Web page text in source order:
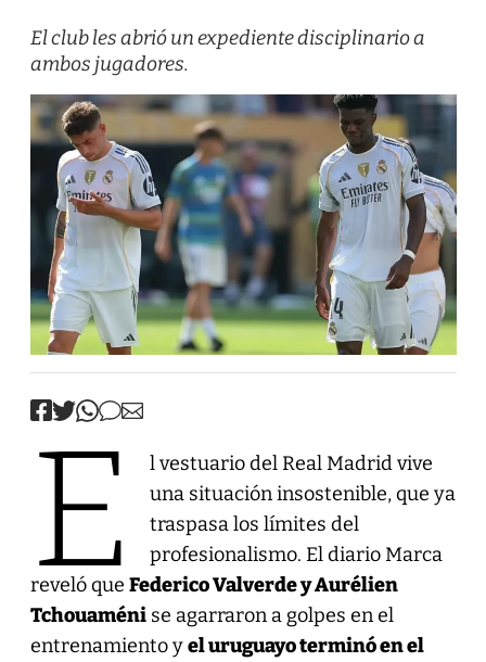
El club les abrió un expediente disciplinario a
ambos jugadores.
E
l vestuario del Real Madrid vive
una situación insostenible, que ya
traspasa los límites del
profesionalismo. El diario Marca
reveló que Federico Valverde y Aurélien
Tchouaménise agarraron a golpes en el
entrenamiento yel uruguayo terminó en el